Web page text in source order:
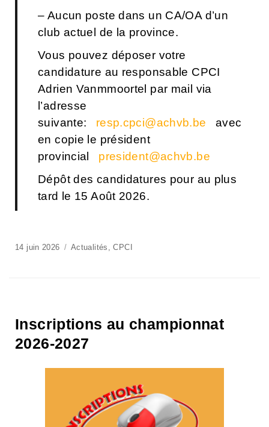
– Aucun poste dans un CA/OA d’un
club actuel de la province.
Vous pouvez déposer votre
candidature au responsable CPCI
Adrien Vanmmoortel par mail via
l’adresse
suivante:
resp.cpci@achvb.be
avec
en copie le président
provincial
president@achvb.be
Dépôt des candidatures pour au plus
tard le 15 Août 2026.
14 juin 2026 Actualités ,CPCI
Inscriptions au championnat
2026-2027